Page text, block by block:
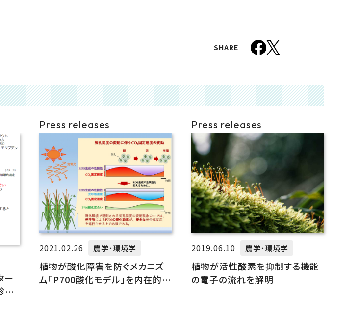
SHARE
ー
断
Press releases
2021.02.26 農学・環境学
植物が酸化障害を防ぐメカニズ
ム「P700酸化モデル」を内在的な
Press releases
2019.06.10 農学・環境学
植物が活性酸素を抑制する機能
の電子の流れを解明